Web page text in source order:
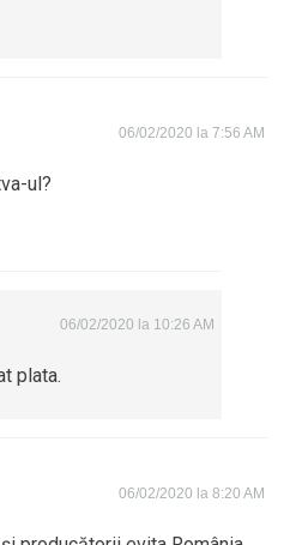
06/02/2020 la 7:56 AM
ul?
06/02/2020 la 10:26 AM
plata.
06/02/2020 la 8:20 AM